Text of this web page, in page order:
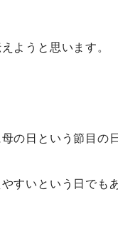
ようと思います。
の日という節目の
すいという日でも